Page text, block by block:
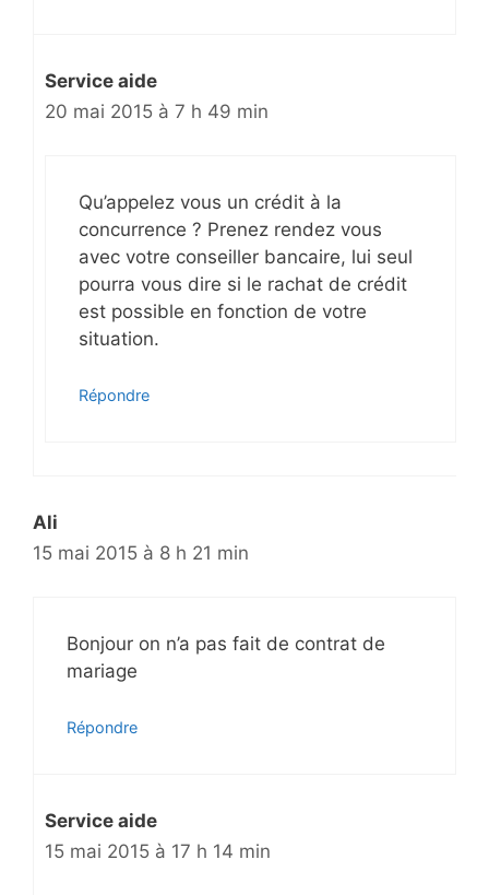
Service aide
20 mai 2015 à 7 h 49 min
Qu’appelez vous un crédit à la
concurrence ? Prenez rendez vous
avec votre conseiller bancaire, lui seul
pourra vous dire si le rachat de crédit
est possible en fonction de votre
situation.
Répondre
Ali
15 mai 2015 à 8 h 21 min
Bonjour on n’a pas fait de contrat de
mariage
Répondre
Service aide
15 mai 2015 à 17 h 14 min